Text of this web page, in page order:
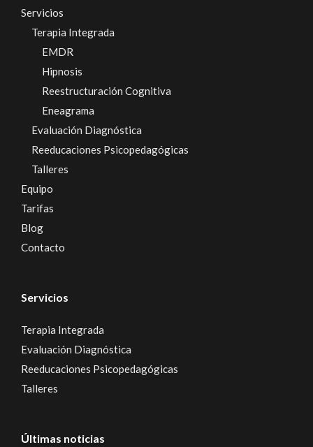
Servicios
Terapia Integrada
EMDR
Hipnosis
Reestructuración Cognitiva
Eneagrama
Evaluación Diagnóstica
Reeducaciones Psicopedagógicas
Talleres
Equipo
Tarifas
Blog
Contacto
Servicios
Terapia Integrada
Evaluación Diagnóstica
Reeducaciones Psicopedagógicas
Talleres
Últimas noticias